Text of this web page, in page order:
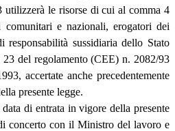
le risorse di cui al comma 4
e nazionali, erogatori dei
responsabilità sussidiaria dello Stato
del regolamento (CEE) n. 2082/93
accertate anche precedentemente
presente legge.
di entrata in vigore della presente
concerto con il Ministro del lavoro e